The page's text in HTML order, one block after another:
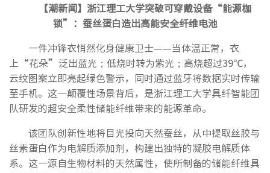
【潮新闻】 浙江理工大学突破可穿戴设备“能源枷
锁”：蚕丝蛋白造出高能安全纤维电池
一件冲锋衣悄然化身健康卫士——当体温正常，衣
上“花朵”泛出蓝光；低烧时转为紫光；高烧超过39℃，
云纹图案立即亮起绿色警示，同时通过蓝牙将数据实时传输
至手机。这一颠覆性场景背后，是浙江理工大学具纤智能团
队研发的超安全柔性储能纤维带来的能源革命。
该团队创新性地将目光投向天然蚕丝，从中提取丝胶与
丝素蛋白作为电解质添加剂，构建出独特的凝胶电解质体
系。这一源自生物材料的天然属性，使所制备的储能纤维具